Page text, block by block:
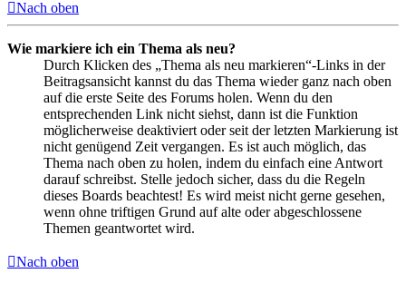
Nach oben
Wie markiere ich ein Thema als neu?
Durch Klicken des „Thema als neu markieren“-Links in der
Beitragsansicht kannst du das Thema wieder ganz nach oben
auf die erste Seite des Forums holen. Wenn du den
entsprechenden Link nicht siehst, dann ist die Funktion
möglicherweise deaktiviert oder seit der letzten Markierung ist
nicht genügend Zeit vergangen. Es ist auch möglich, das
Thema nach oben zu holen, indem du einfach eine Antwort
darauf schreibst. Stelle jedoch sicher, dass du die Regeln
dieses Boards beachtest! Es wird meist nicht gerne gesehen,
wenn ohne triftigen Grund auf alte oder abgeschlossene
Themen geantwortet wird.
Nach oben